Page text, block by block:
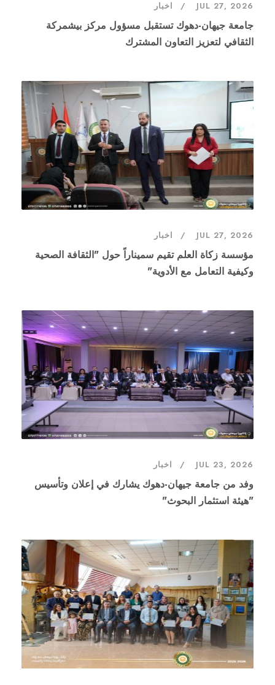
JUL 27, 2026 اخبار
جامعة جيهان-دهوك تستقبل مسؤول مركز بيشمركة
الثقافي لتعزيز التعاون المشترك
JUL 27, 2026 اخبار
مؤسسة زكاة العلم تقيم سميناراً حول "الثقافة الصحية
وكيفية التعامل مع الأدوية"
JUL 23, 2026 اخبار
وفد من جامعة جيهان-دهوك يشارك في إعلان وتأسيس
"هيئة استثمار البحوث"